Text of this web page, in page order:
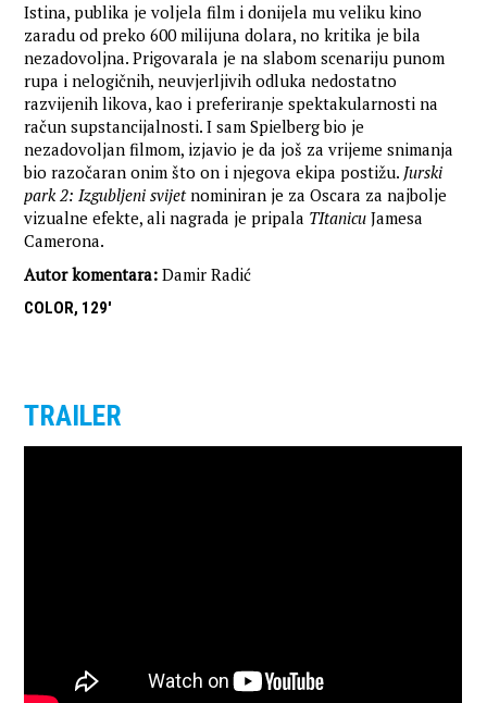
Istina, publika je voljela film i donijela mu veliku kino
zaradu od preko 600 milijuna dolara, no kritika je bila
nezadovoljna. Prigovarala je na slabom scenariju punom
rupa i nelogičnih, neuvjerljivih odluka nedostatno
razvijenih likova, kao i preferiranje spektakularnosti na
račun supstancijalnosti. I sam Spielberg bio je
nezadovoljan filmom, izjavio je da još za vrijeme snimanja
bio razočaran onim što on i njegova ekipa postižu. Jurski
park 2: Izgubljeni svijetnominiran je za Oscara za najbolje
vizualne efekte, ali nagrada je pripala TItanicu Jamesa
Camerona.
Autor komentara: Damir Radić
COLOR, 129'
TRAILER